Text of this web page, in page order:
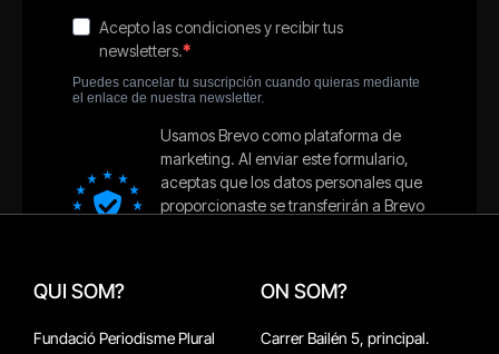
QUI SOM?
Fundació Periodisme Plural
ON SOM?
Carrer Bailén 5, principal.